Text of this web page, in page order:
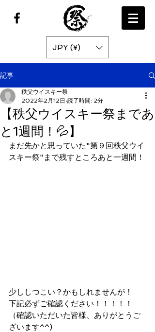
JPY (¥)
記事
【秩父ウイスキー祭まであ
と1週間！💦】
秩父ウイスキー祭
2022年2月12日 読了時間: 2分
まだ先かと思っていた"第９回秩父ウイ
スキー祭"まで残すところあと一週間！
少ししつこい？かもしれませんが！
下記必ずご確認ください！！！！！
（確認いただいた皆様、ありがとうご
ざいます^^)